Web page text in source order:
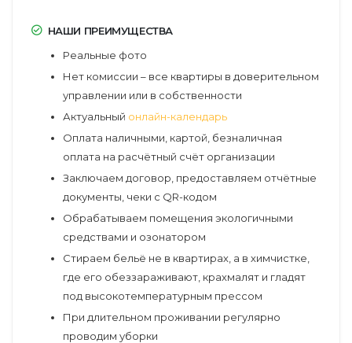
НАШИ ПРЕИМУЩЕСТВА
Реальные фото
Нет комиссии – все квартиры в доверительном
управлении или в собственности
Актуальный онлайн-календарь
Оплата наличными, картой, безналичная
оплата на расчётный счёт организации
Заключаем договор, предоставляем отчётные
документы, чеки с QR-кодом
Обрабатываем помещения экологичными
средствами и озонатором
Стираем бельё не в квартирах, а в химчистке,
где его обеззараживают, крахмалят и гладят
под высокотемпературным прессом
При длительном проживании регулярно
проводим уборки